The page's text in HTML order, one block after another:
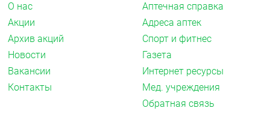
О нас
Акции
Архив акций
Новости
Вакансии
Контакты
Аптечная справка
Адреса аптек
Спорт и фитнес
Газета
Интернет ресурсы
Мед. учреждения
Обратная связь